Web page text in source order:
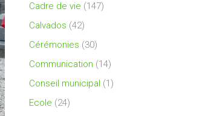
Cadre de vie (147)
Calvados (42)
Cérémonies (30)
Communication (14)
Conseil municipal (1)
Ecole (24)